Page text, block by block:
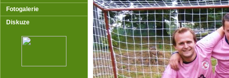
Fotogalerie
Diskuze